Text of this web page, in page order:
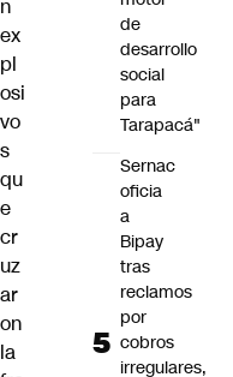
n
ex
pl
osi
vo
s
qu
e
cr
uz
ar
on
la
de
desarrollo
social
para
Tarapacá"
Sernac
oficia
a
Bipay
tras
reclamos
por
cobros
irregulares,